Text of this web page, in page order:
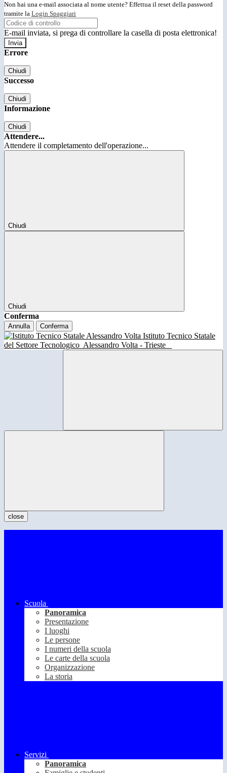
Non hai una e-mail associata al nome utente? Effettua il reset della password
tramite la Login Spaggiari
E-mail inviata, si prega di controllare la casella di posta elettronica!
Errore
Chiudi
Successo
Chiudi
Informazione
Chiudi
Attendere...
Attendere il completamento dell'operazione...
Chiudi
Chiudi
Conferma
Annulla Conferma
Istituto Tecnico Statale
del Settore Tecnologico Alessandro Volta - Trieste
close
Scuola
Panoramica
Presentazione
I luoghi
Le persone
I numeri della scuola
Le carte della scuola
Organizzazione
La storia
Servizi
Panoramica